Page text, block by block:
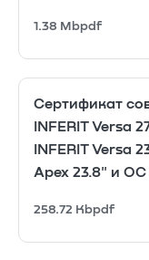
1.38 Mbpdf
Сертификат
INFERIT Versa
INFERIT Versa
Apex 23.8" и
258.72 Kbpdf